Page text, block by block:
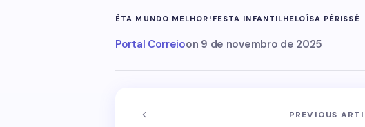
ÊTA MUNDO MELHOR! FESTA INFANTILHELOÍSA PÉRISSÉ
Portal Correioon 9 de novembro de 2025
PREVIOUS